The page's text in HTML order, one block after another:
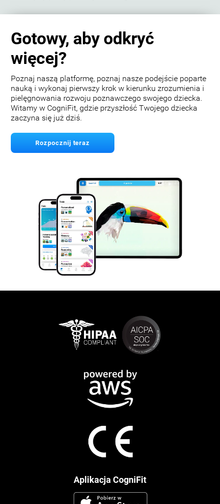
Gotowy, aby odkryć
więcej?
Poznaj naszą platformę, poznaj nasze podejście poparte
nauką i wykonaj pierwszy krok w kierunku zrozumienia i
pielęgnowania rozwoju poznawczego swojego dziecka.
Witamy w CogniFit, gdzie przyszłość Twojego dziecka
zaczyna się już dziś.
Rozpocznij teraz
Aplikacja CogniFit